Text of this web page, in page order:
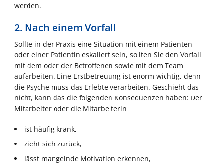
werden.
2. Nach einem Vorfall
Sollte in der Praxis eine Situation mit einem Patienten
oder einer Patientin eskaliert sein, sollten Sie den Vorfall
mit dem oder der Betroffenen sowie mit dem Team
aufarbeiten. Eine Erstbetreuung ist enorm wichtig, denn
die Psyche muss das Erlebte verarbeiten. Geschieht das
nicht, kann das die folgenden Konsequenzen haben: Der
Mitarbeiter oder die Mitarbeiterin
ist häufig krank,
zieht sich zurück,
lässt mangelnde Motivation erkennen,